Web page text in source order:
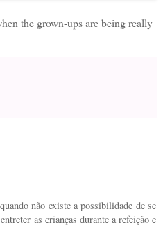
the grown-ups are being really
não existe a possibilidade de se
as crianças durante a refeição e